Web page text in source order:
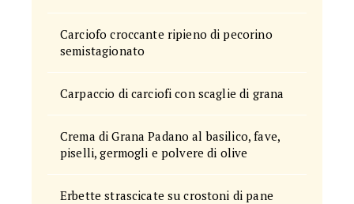
Carciofo croccante ripieno di pecorino
semistagionato
Carpaccio di carciofi con scaglie di grana
Crema di Grana Padano al basilico, fave,
piselli, germogli e polvere di olive
Erbette strascicate su crostoni di pane